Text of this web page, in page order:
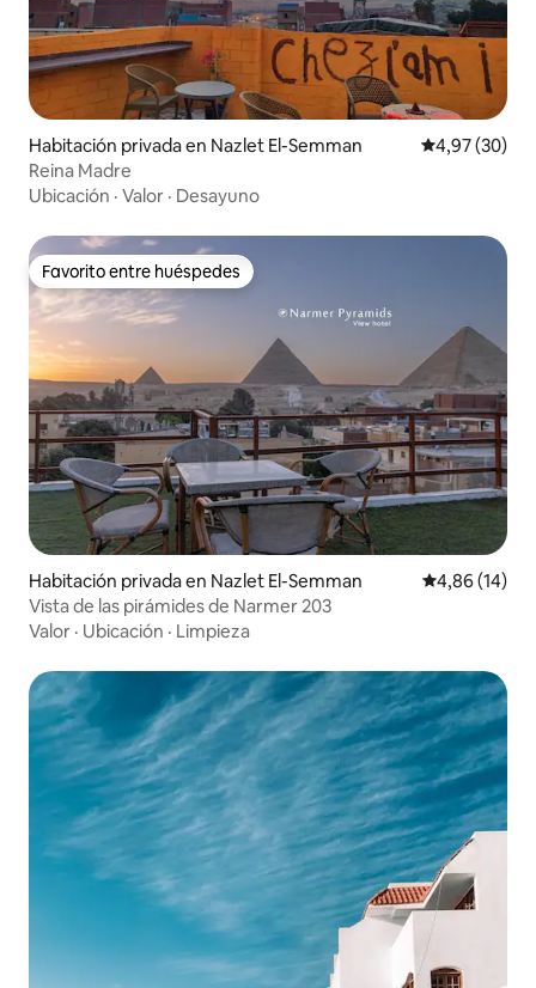
Habitación privada en Nazlet El-Semman Calificación
4,97 (30)
Reina Madre
Ubicación · Valor · Desayuno
Favorito entre huéspedes
Favorito entre huéspedes
Habitación privada en Nazlet El-Semman Calificación
4,86 (14)
Vista de las pirámides de Narmer 203
Valor · Ubicación · Limpieza